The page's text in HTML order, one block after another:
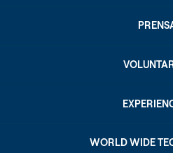
WORLD WIDE